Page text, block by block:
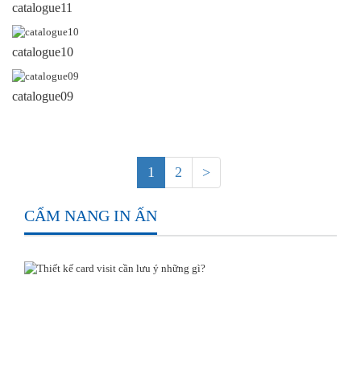
catalogue11
catalogue10
catalogue09
1 2 >
CẨM NANG IN ẤN